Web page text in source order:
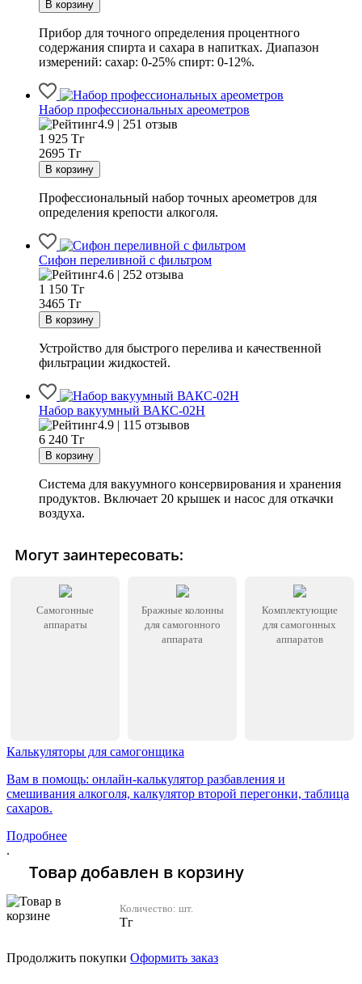
Прибор для точного определения процентного
содержания спирта и сахара в напитках. Диапазон
измерений: сахар: 0-25% спирт: 0-12%.
Набор профессиональных ареометров
4.9 | 251 отзыв
1 925 Тг
2695 Тг
Профессиональный набор точных ареометров для
определения крепости алкоголя.
Сифон переливной с фильтром
4.6 | 252 отзыва
1 150 Тг
3465 Тг
Устройство для быстрого перелива и качественной
фильтрации жидкостей.
Набор вакуумный ВАКС-02Н
4.9 | 115 отзывов
6 240 Тг
Система для вакуумного консервирования и хранения
продуктов. Включает 20 крышек и насос для откачки
воздуха.
Могут заинтересовать:
Самогонные
аппараты
Бражные колонны
для самогонного
аппарата
Комплектующие
для самогонных
аппаратов
Калькуляторы для самогонщика
Вам в помощь: онлайн-калькулятор разбавления и
смешивания алкоголя, калкулятор второй перегонки, таблица
сахаров.
Подробнее
.
Товар добавлен в корзину
Количество: шт.
Тг
Продолжить покупки Оформить заказ